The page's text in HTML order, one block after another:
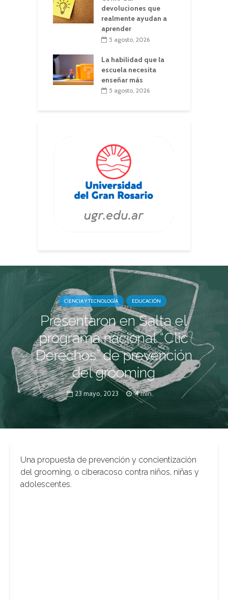
devoluciones que
realmente ayudan a
aprender
5 agosto, 2026
La habilidad que la
escuela necesita
enseñar más
5 agosto, 2026
CIENCIA Y TECNOLOGÍA EDUCACIÓN
Presentaron en Salta el
programa nacional “Clic
Derechos” de prevención
del grooming
23 mayo, 2023 4 min.
Una propuesta de prevención y concientización
del grooming, o ciberacoso contra niños, niñas y
adolescentes.